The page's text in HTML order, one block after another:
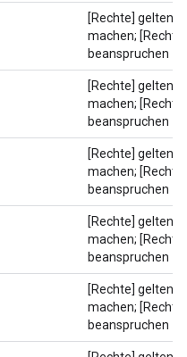
[Rechte] geltend
machen; [Rechte]
beanspruchen
[Rechte] geltend
machen; [Rechte]
beanspruchen
[Rechte] geltend
machen; [Rechte]
beanspruchen
[Rechte] geltend
machen; [Rechte]
beanspruchen
[Rechte] geltend
machen; [Rechte]
beanspruchen